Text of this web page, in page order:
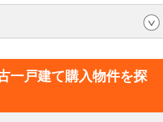
一戸建て購入物件を探